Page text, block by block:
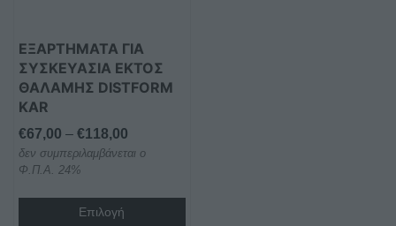
ΕΞΑΡΤΗΜΑΤΑ ΓΙΑ
ΣΥΣΚΕΥΑΣΙΑ ΕΚΤΟΣ
ΘΑΛΑΜΗΣ DISTFORM
KAR
€67,00 – €118,00
range:
through
δεν συμπεριλαμβάνεται ο
Φ.Π.Α. 24%
Επιλογή
να
επιλεγούν
στη
σελίδα
του
προϊόντος